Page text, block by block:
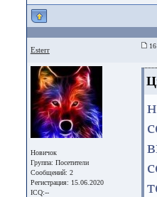
Esterr 16
Новичок
Группа: Посетители
Сообщений: 2
Регистрация: 15.06.2020
ICQ:--